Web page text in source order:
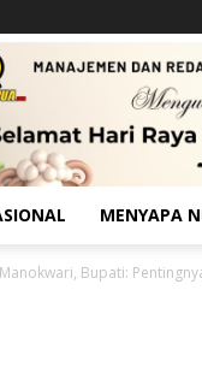
MENYAPA
Bupati: